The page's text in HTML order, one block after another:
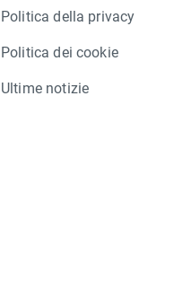
Politica della privacy
Politica dei cookie
Ultime notizie